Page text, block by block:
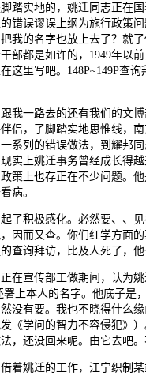
踏实地的，姚迁同志正在
错误谬误上纲为施行政策
我的名字也放上去了？就
部都是如许的，1949年以
这里写吧。148P~149P查
一路去的还有我们的文博
侣，了脚踏实地思惟线，
系列的错误做法，到耀邦
实上姚迁事务曾经成长得
策上也存正在不少问题。
病。
积极感化。必然要、、见
因而又查。你们红学方面
查询拜访，比及人死了，他
传部工做期间，认为姚
署上本人的名字。他底子是
没有要。我也不晓得什么
《学问的智力不容侵犯》
，还没回来呢。由它去吧。
姚迁的工作，江宁织制某